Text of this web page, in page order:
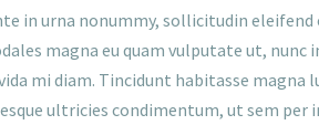
in urna nonummy, sollicitudin
magna eu quam vulputate ut, nunc
mi diam. Tincidunt habitasse magna
ultricies condimentum, ut sem per